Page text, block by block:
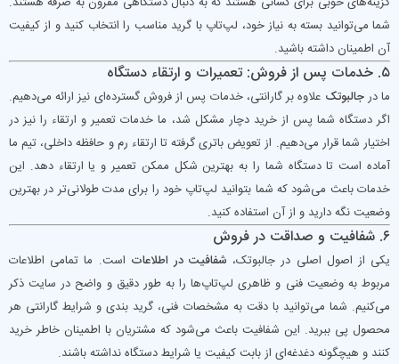
شما می‌توانید بسته به نیاز خود، لپ‌تاپ با گرید مناسب را انتخاب کنید و از کیفیت
آن اطمینان داشته باشید.
۵. خدمات پس از فروش: تعمیرات و ارتقاء دستگاه
ما درجالبوتک علاوه بر گارانتی، خدمات پس از فروش گسترده‌ای نیز ارائه می‌دهیم.
اگر دستگاه شما پس از خرید دچار مشکل شد، ما خدمات تعمیر و ارتقاء را نیز در
اختیار شما قرار می‌دهیم. از تعویض باتری گرفته تا ارتقاء رم و حافظه داخلی، تیم ما
آماده است تا دستگاه شما را به بهترین شکل ممکن تعمیر و یا ارتقاء دهد. این
خدمات باعث می‌شود که شما بتوانید لپ‌تاپ خود را برای مدت طولانی‌تر در بهترین
وضعیت نگه دارید و از آن استفاده کنید.
۶. شفافیت و صداقت در فروش
یکی از اصول اصلی در جالبوتک، شفافیت در اطلاعات است. ما تمامی اطلاعات
مربوط به وضعیت فنی و ظاهری لپ‌تاپ‌ها را به طور دقیق و واضح در سایت ذکر
می‌کنیم. شما می‌توانید با دقت به مشخصات فنی، گرید بندی و شرایط گارانتی هر
محصول پی ببرید. این شفافیت باعث می‌شود که مشتریان با اطمینان خاطر خرید
کنند و هیچگونه دغدغه‌ای از بابت کیفیت یا شرایط دستگاه نداشته باشند.